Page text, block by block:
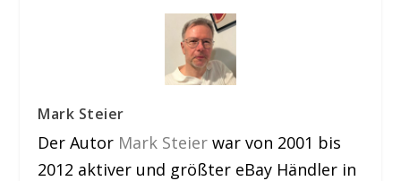
Mark Steier
Der Autor Mark Steier war von 2001 bis
2012 aktiver und größter eBay Händler in